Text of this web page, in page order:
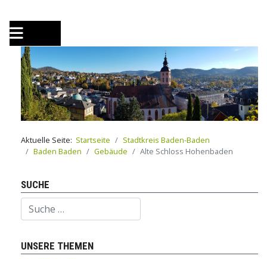
Aktuelle Seite: Startseite
Stadtkreis Baden-Baden
Baden Baden
Gebäude Alte Schloss Hohenbaden
SUCHE
Suchen
UNSERE THEMEN